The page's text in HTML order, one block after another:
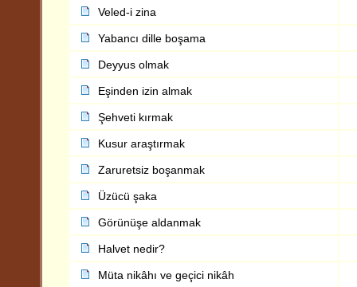
Veled-i zina
Yabancı dille boşama
Deyyus olmak
Eşinden izin almak
Şehveti kırmak
Kusur araştırmak
Zaruretsiz boşanmak
Üzücü şaka
Görünüşe aldanmak
Halvet nedir?
Müta nikâhı ve geçici nikâh